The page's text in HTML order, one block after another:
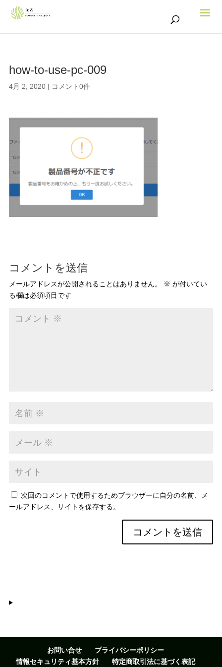
how-to-use-pc-009
4月 2, 2020| コメント0件
コメントを送信
メールアドレスが公開されることはありません。 ※ が付いてい
る欄は必須項目です
次回のコメントで使用するためブラウザーに自分の名前、メ
ールアドレス、サイトを保存する。
お問い合せ
プライバシーポリシー
情報セキュリティ基本方針
特定商取引法に基づく表記